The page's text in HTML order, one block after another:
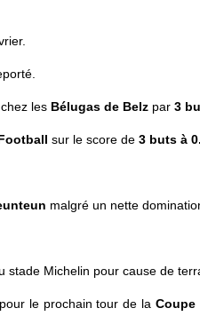
les Bélugas de Belz par 3
sur le score de 3 buts à 0.
malgré un nette
stade Michelin pour cause de
le prochain tour de la Coupe